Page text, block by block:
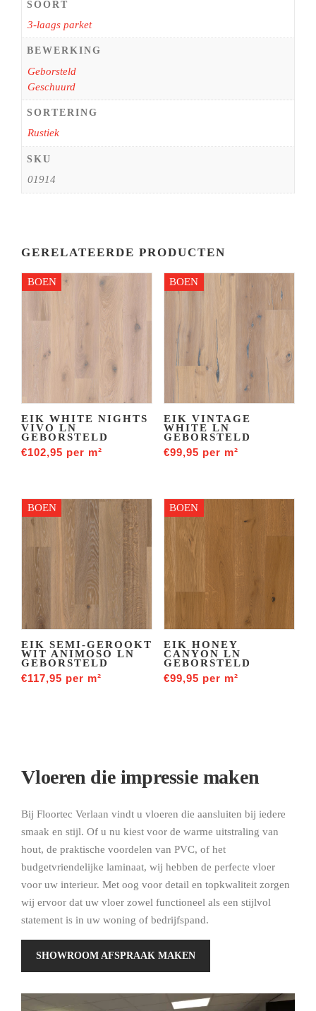
SOORT
3-laags parket
BEWERKING
Geborsteld
Geschuurd
SORTERING
Rustiek
SKU
01914
GERELATEERDE PRODUCTEN
BOEN
EIK WHITE NIGHTS
VIVO LN
GEBORSTELD
€102,95 per m²
BOEN
EIK VINTAGE
WHITE LN
GEBORSTELD
€99,95 per m²
BOEN
EIK SEMI-GEROOKT
WIT ANIMOSO LN
GEBORSTELD
€117,95 per m²
BOEN
EIK HONEY
CANYON LN
GEBORSTELD
€99,95 per m²
Vloeren die impressie maken
Bij Floortec Verlaan vindt u vloeren die aansluiten bij iedere
smaak en stijl. Of u nu kiest voor de warme uitstraling van
hout, de praktische voordelen van PVC, of het
budgetvriendelijke laminaat, wij hebben de perfecte vloer
voor uw interieur. Met oog voor detail en topkwaliteit zorgen
wij ervoor dat uw vloer zowel functioneel als een stijlvol
statement is in uw woning of bedrijfspand.
SHOWROOM AFSPRAAK MAKEN